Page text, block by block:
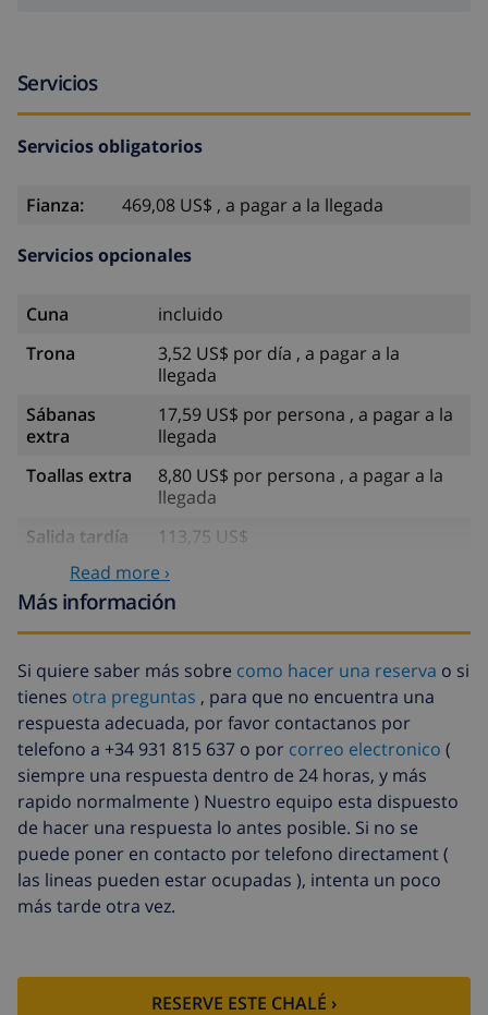
Servicios
Servicios obligatorios
Fianza: 469,08 US$ , a pagar a la llegada
Servicios opcionales
Cuna
incluido
Trona
3,52 US$ por día , a pagar a la
llegada
Sábanas
extra
17,59 US$ por persona , a pagar a la
llegada
Toallas extra
8,80 US$ por persona , a pagar a la
llegada
Salida tardía
113,75 US$
Limpieza
extra
basado en consumo de energía
(52,77 US$/HOUR)
Fondo
cancelación:
4.80% del importe total
Read more ›
Más información
Si quiere saber más sobre como hacer una reserva o si
tienes otra preguntas , para que no encuentra una
respuesta adecuada, por favor contactanos por
telefono a +34 931 815 637 o por correo electronico (
siempre una respuesta dentro de 24 horas, y más
rapido normalmente ) Nuestro equipo esta dispuesto
de hacer una respuesta lo antes posible. Si no se
puede poner en contacto por telefono directament (
las lineas pueden estar ocupadas ), intenta un poco
más tarde otra vez.
RESERVE ESTE CHALÉ ›